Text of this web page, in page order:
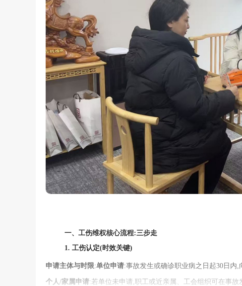
一、工伤维权核心流程:三步走
1. 工伤认定(时效关键)
申请主体与时限:单位申请:事故发生或确诊职业病之日起30日内,
个人/家属申请:若单位未申请,职工或近亲属、工会组织可在事故